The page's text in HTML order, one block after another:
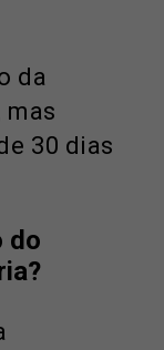
da
mas
30 dias
do